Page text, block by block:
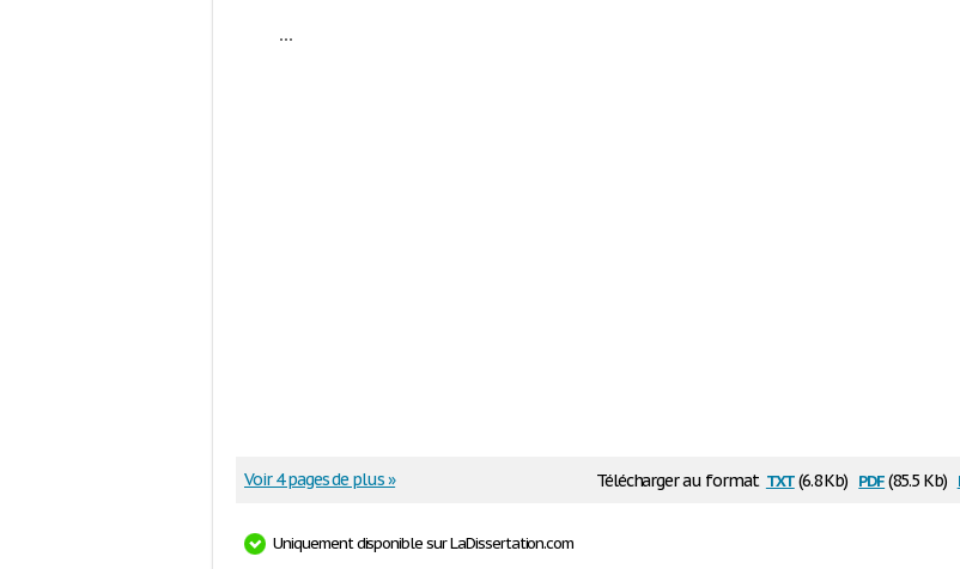
...
Télécharger au format txt(6.8 Kb) pdf(85.5 Kb)
Voir 4 pages de plus »
Uniquement disponible sur LaDissertation.com